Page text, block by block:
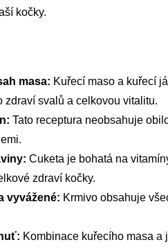
kočky.
masa: Kuřecí maso a kuřecí
zdraví svalů a celkovou vitalitu.
Tato receptura neobsahuje
Cuketa je bohatá na
zdraví kočky.
vyvážené: Krmivo obsahuje
Kombinace kuřecího masa a